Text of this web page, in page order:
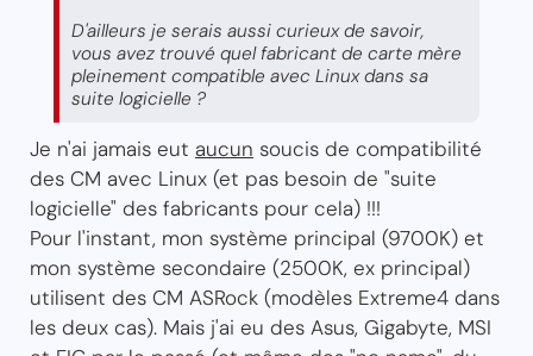
D'ailleurs je serais aussi curieux de savoir,
vous avez trouvé quel fabricant de carte mère
pleinement compatible avec Linux dans sa
suite logicielle ?
Je n'ai jamais eut aucun soucis de compatibilité
des CM avec Linux (et pas besoin de "suite
logicielle" des fabricants pour cela) !!!
Pour l'instant, mon système principal (9700K) et
mon système secondaire (2500K, ex principal)
utilisent des CM ASRock (modèles Extreme4 dans
les deux cas). Mais j'ai eu des Asus, Gigabyte, MSI